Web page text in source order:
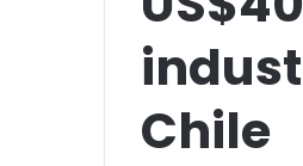
Chile